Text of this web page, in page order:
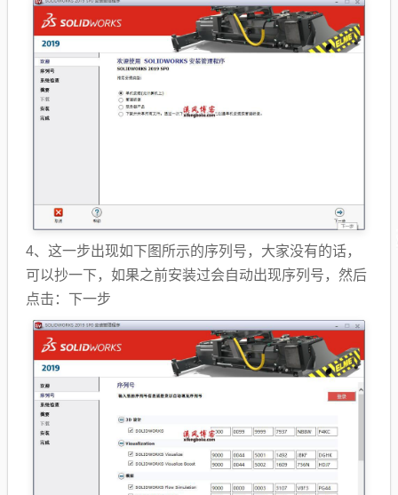
4、这一步出现如下图所示的序列号，大家没有的话，
可以抄一下，如果之前安装过会自动出现序列号，然后
点击：下一步